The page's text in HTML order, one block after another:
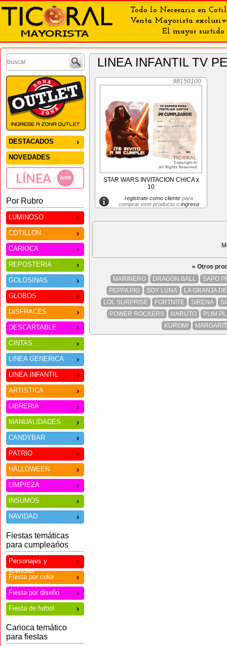
Todo lo Necesario en
Venta Mayorista
El mayor surtido
DESTACADOS
NOVEDADES
Por Rubro
LUMINOSO
COTILLON
CARIOCA
REPOSTERIA
GOLOSINAS
GLOBOS
DISFRACES
DESCARTABLE
CINTAS
LINEA GENERICA
LINEA INFANTIL
ARTISTICA
LIBRERIA
MANUALIDADES
CANDYBAR
PATRIO
HALLOWEEN
LIMPIEZA
INSUMOS
NAVIDAD
Fiestas temáticas
para cumpleańos
Personajes y
licencias
Fiesta por color
Fiesta por diseño
Fiesta de futbol
Carioca temático
para fiestas
LINEA INFANTIL TV
98150100
STAR WARS INVITACION CHICA x
10
registrate como clientepara
comprar este producto o ingresa
» Otros
MARINERO
DRAGON BALL
SAPO
PEPPA PIG
SOY LUNA
LA GRANJA
LOL SURPRISE
FORTNITE SIRENA
POWER ROCKERS
NARUTO
PLIM
KUROMI